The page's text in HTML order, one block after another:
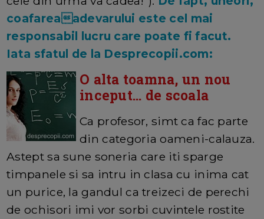
coafareaadevarului este cel mai
responsabil lucru care poate fi facut.
Iata sfatul de la Desprecopii.com:
O alta toamna, un nou
inceput... de scoala
Ca profesor, simt ca fac parte
din categoria oameni-calauza.
Astept sa sune soneria care iti sparge
timpanele si sa intru in clasa cu inima cat
un purice, la gandul ca treizeci de perechi
de ochisori imi vor sorbi cuvintele rostite